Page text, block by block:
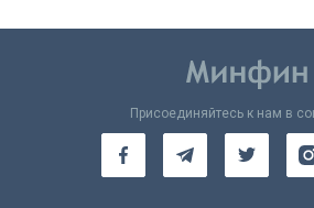
Присоединяйтесь к нам в